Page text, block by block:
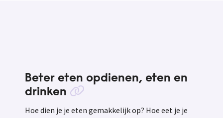
Beter eten opdienen, eten en
drinken
Hoe dien je je eten gemakkelijk op? Hoe eet je je